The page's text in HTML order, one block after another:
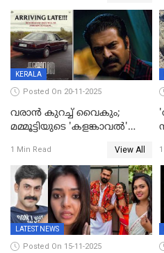
KERALA
Posted On 20-11-2025
വരാൻ കുറച്ച് വൈകും;
മമ്മൂട്ടിയുടെ 'കളങ്കാവൽ'
1 Min Read View All
LATEST NEWS
Posted On 15-11-2025